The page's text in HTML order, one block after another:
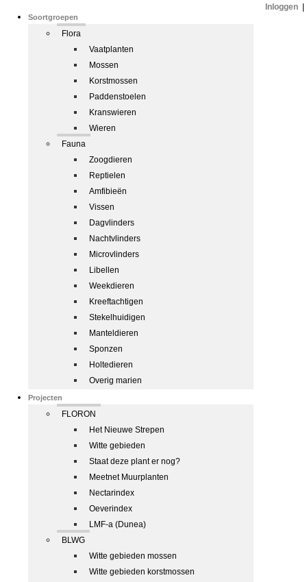
Soortgroepen
Flora
Vaatplanten
Mossen
Korstmossen
Paddenstoelen
Kranswieren
Wieren
Fauna
Zoogdieren
Reptielen
Amfibieën
Vissen
Dagvlinders
Nachtvlinders
Microvlinders
Libellen
Weekdieren
Kreeftachtigen
Stekelhuidigen
Manteldieren
Sponzen
Holtedieren
Overig marien
Projecten
FLORON
Het Nieuwe Strepen
Witte gebieden
Staat deze plant er nog?
Meetnet Muurplanten
Nectarindex
Oeverindex
LMF-a (Dunea)
BLWG
Witte gebieden mossen
Witte gebieden korstmossen
Inloggen